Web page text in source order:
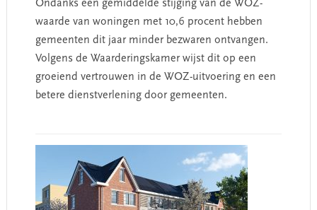
Ondanks een gemiddelde stijging van de WOZ-
waarde van woningen met 10,6 procent hebben
gemeenten dit jaar minder bezwaren ontvangen.
Volgens de Waarderingskamer wijst dit op een
groeiend vertrouwen in de WOZ-uitvoering en een
betere dienstverlening door gemeenten.